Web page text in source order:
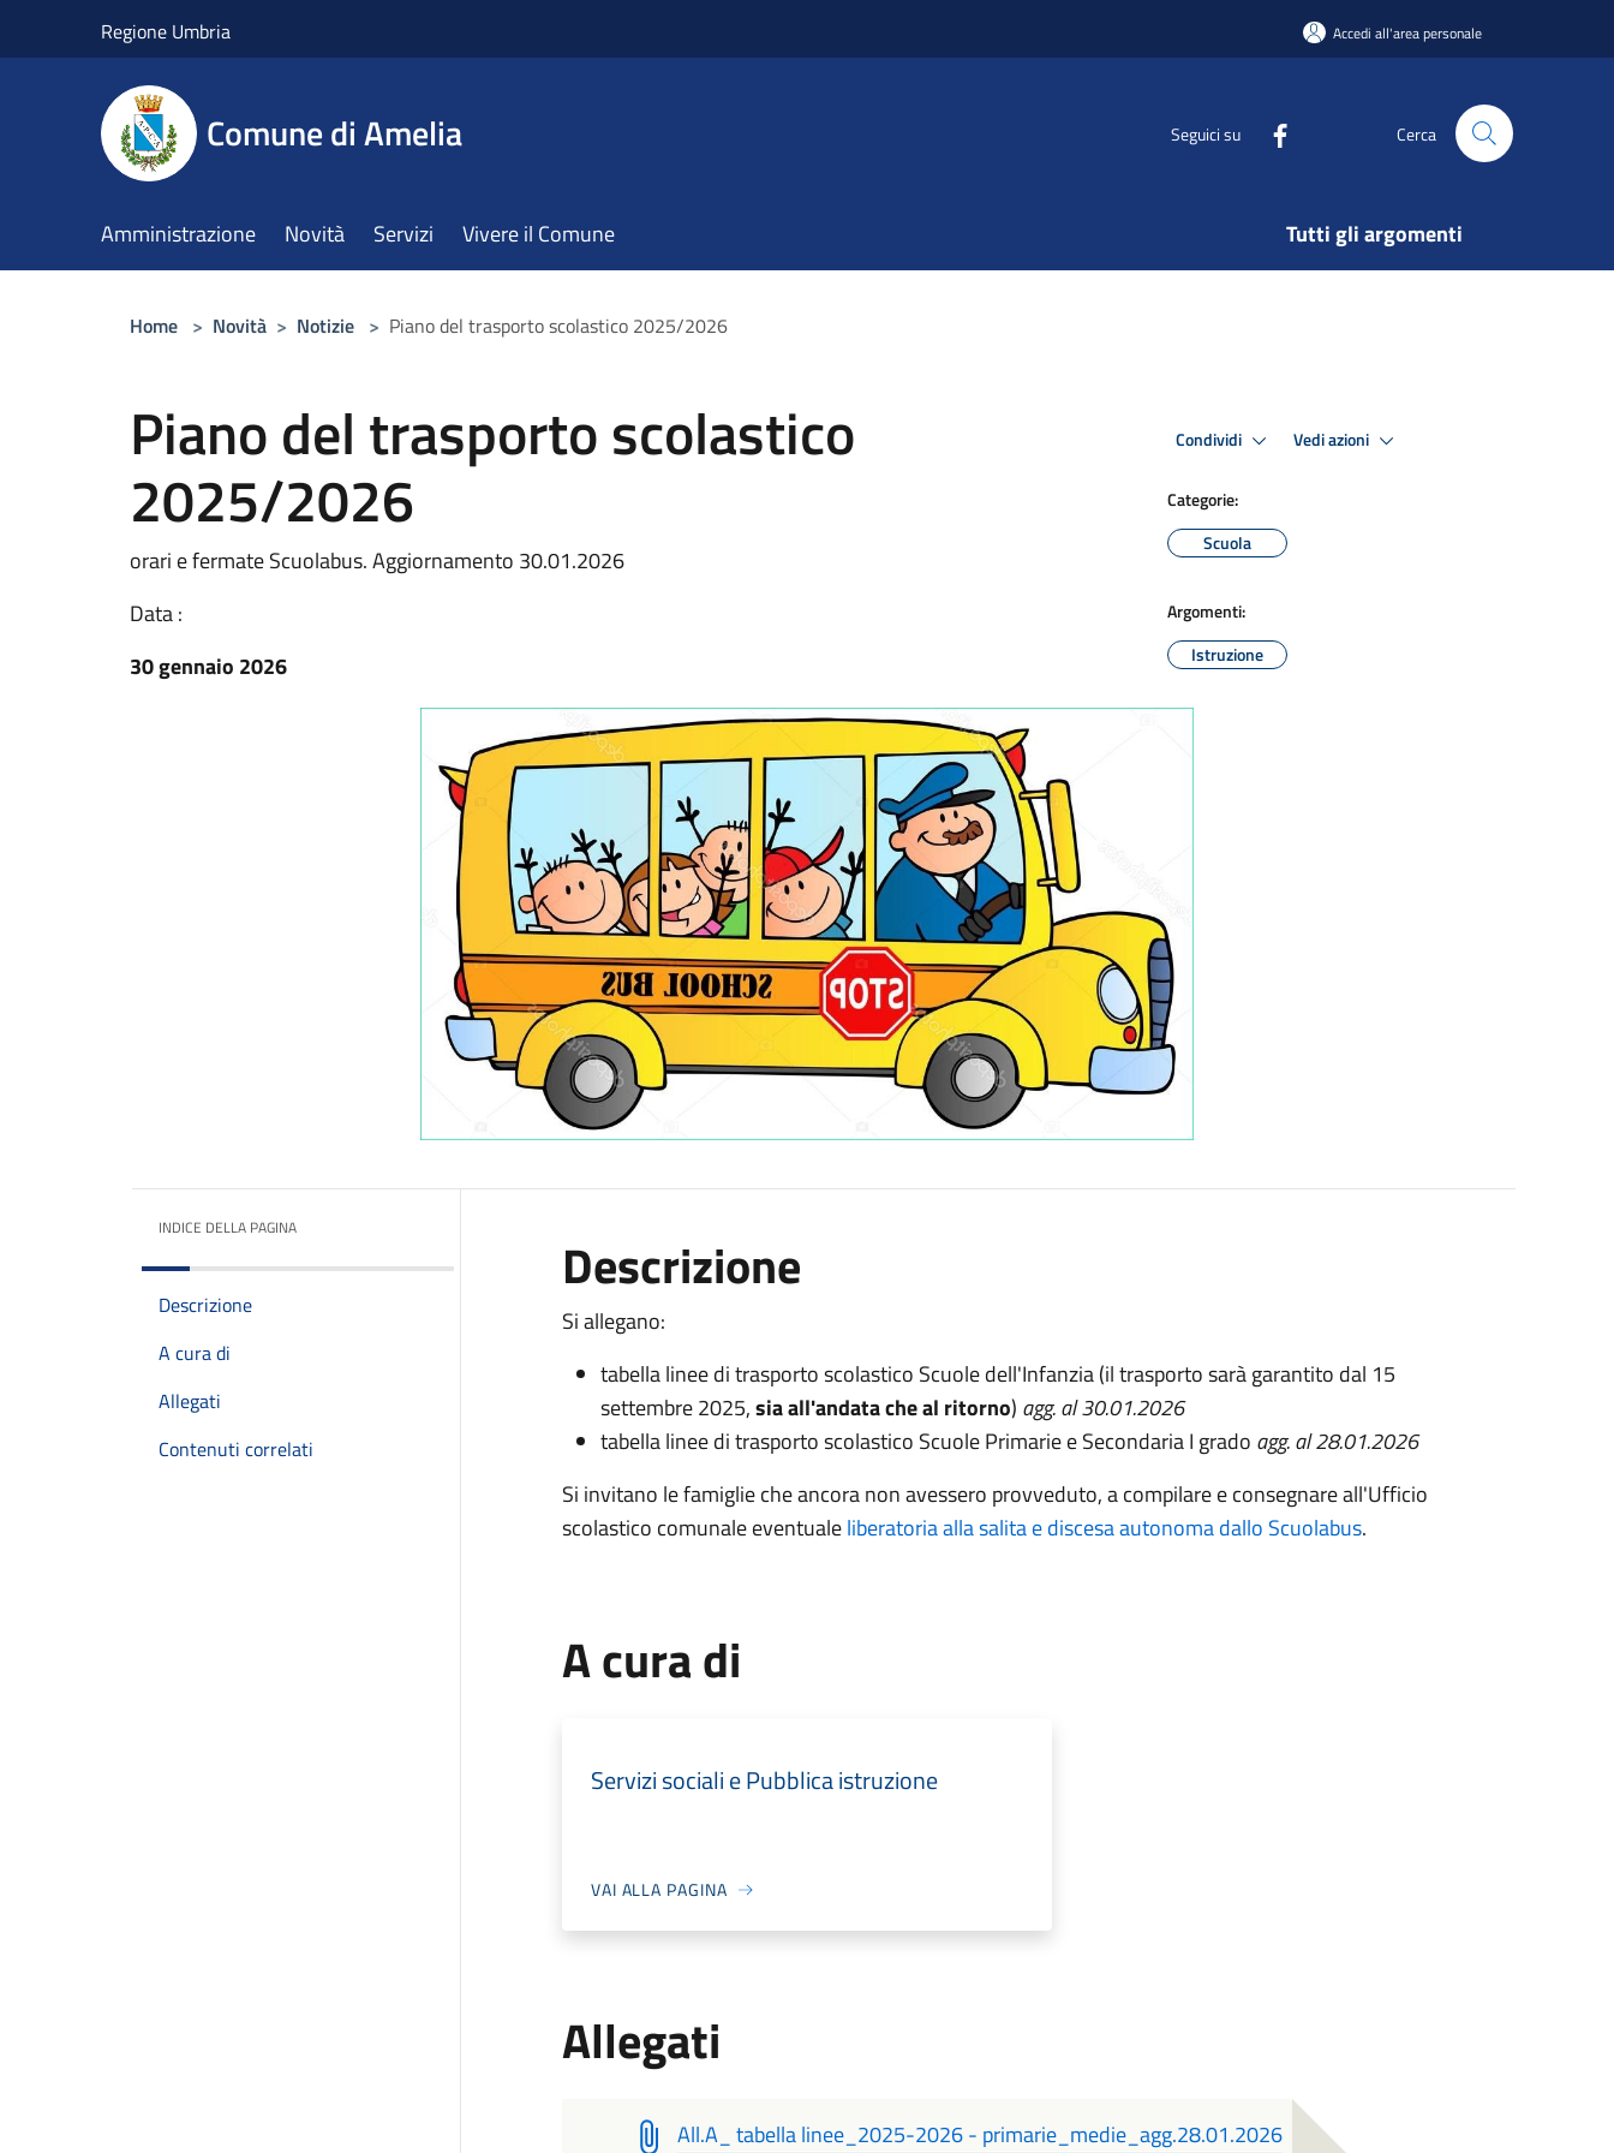
Regione Umbria Accedi all'area personale
Comune di Amelia Seguici su Cerca
Amministrazione Novità Servizi Vivere il Comune Tutti gli argomenti
Home > Novità > Notizie > Piano del trasporto scolastico 2025/2026
Piano del trasporto scolastico
2025/2026
orari e fermate Scuolabus. Aggiornamento 30.01.2026
Data :
30 gennaio 2026
Condividi Vedi azioni
Categorie:
Scuola
Argomenti:
Istruzione
INDICE DELLA PAGINA
Descrizione
A cura di
Allegati
Contenuti correlati
Descrizione
Si allegano:
tabella linee di trasporto scolastico Scuole dell'Infanzia (il trasporto sarà garantito dal 15
settembre 2025,sia all'andata che al ritorno) agg. al 30.01.2026
tabella linee di trasporto scolastico Scuole Primarie e Secondaria I grado agg. al 28.01.2026
Si invitano le famiglie che ancora non avessero provveduto, a compilare e consegnare all'Ufficio
scolastico comunale eventualeliberatoria alla salita e discesa autonoma dallo Scuolabus.
A cura di
Servizi sociali e Pubblica istruzione
VAI ALLA PAGINA
Allegati
All.A_ tabella linee_2025-2026 - primarie_medie_agg.28.01.2026